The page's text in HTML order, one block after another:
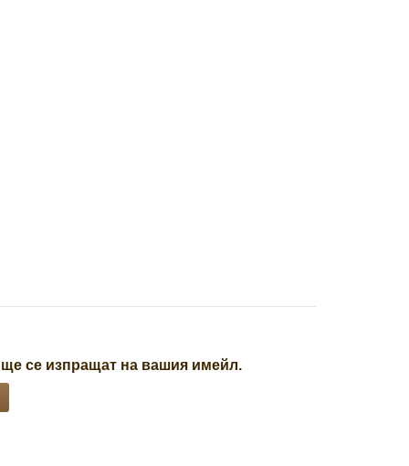
се изпращат на вашия имейл.